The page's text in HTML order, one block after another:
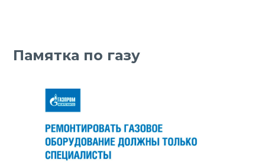
Памятка по газу